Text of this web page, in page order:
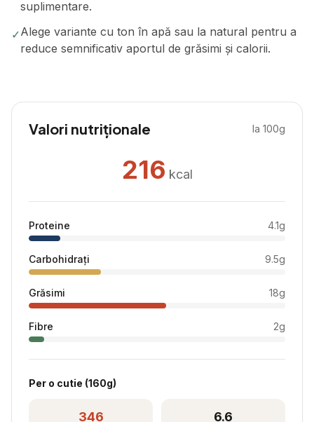
suplimentare.
✓Alege variante cu ton în apă sau la natural pentru a
reduce semnificativ aportul de grăsimi și calorii.
Valori nutriționale la 100g
216 kcal
Proteine 4.1g
Carbohidrați 9.5g
Grăsimi 18g
Fibre 2g
Per o cutie (160g)
346 6.6